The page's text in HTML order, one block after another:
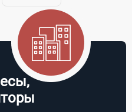
площадка,
находятся на юго-
востоке
ближайшего
Подмосковья ...